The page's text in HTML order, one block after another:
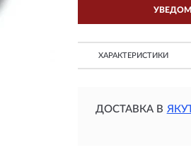
ХАРАКТЕРИСТИКИ
ДОСТАВКА В